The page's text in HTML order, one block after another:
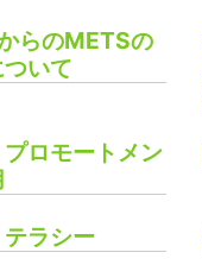
らのMETSの
いて
ロモートメン
ラシー